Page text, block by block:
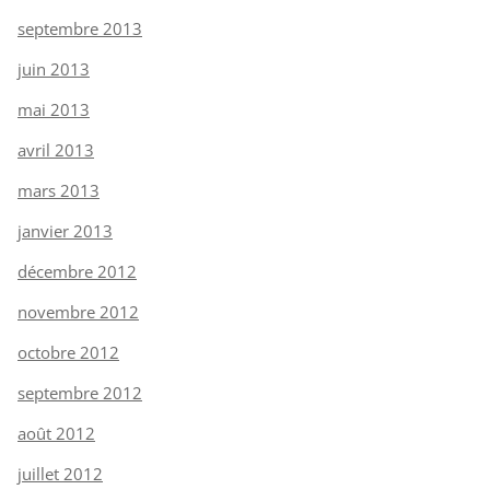
septembre 2013
juin 2013
mai 2013
avril 2013
mars 2013
janvier 2013
décembre 2012
novembre 2012
octobre 2012
septembre 2012
août 2012
juillet 2012